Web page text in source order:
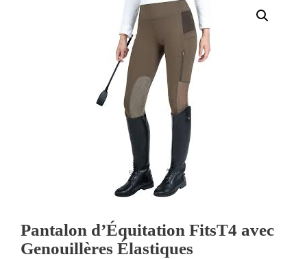
Pantalon d’Équitation FitsT4 avec
Genouillères Élastiques